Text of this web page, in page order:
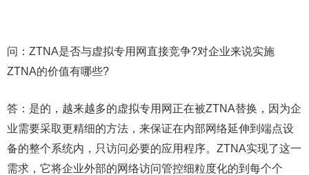
问：ZTNA是否与虚拟专用网直接竞争?对企业来说实施
ZTNA的价值有哪些?
答：是的，越来越多的虚拟专用网正在被ZTNA替换，因为企
业需要采取更精细的方法，来保证在内部网络延伸到端点设
备的整个系统内，只访问必要的应用程序。ZTNA实现了这一
需求，它将企业外部的网络访问管控细粒度化的到每个个